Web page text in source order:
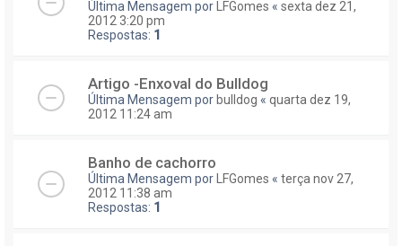
Última Mensagem por LFGomes « sexta dez 21,
2012 3:20 pm
Respostas: 1
Artigo -Enxoval do Bulldog
Última Mensagem por bulldog « quarta dez 19,
2012 11:24 am
Banho de cachorro
Última Mensagem por LFGomes « terça nov 27,
2012 11:38 am
Respostas: 1